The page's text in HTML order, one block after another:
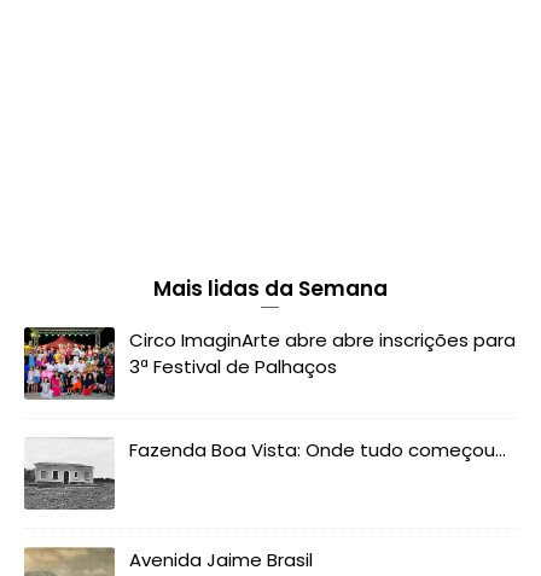
Mais lidas da Semana
Circo ImaginArte abre abre inscrições para
3ª Festival de Palhaços
Fazenda Boa Vista: Onde tudo começou...
Avenida Jaime Brasil